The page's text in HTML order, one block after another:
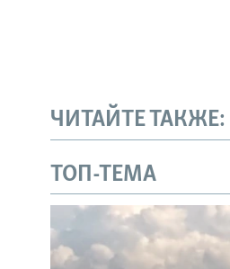
ЧИТАЙТЕ ТАКЖЕ:
ТОП-ТЕМА